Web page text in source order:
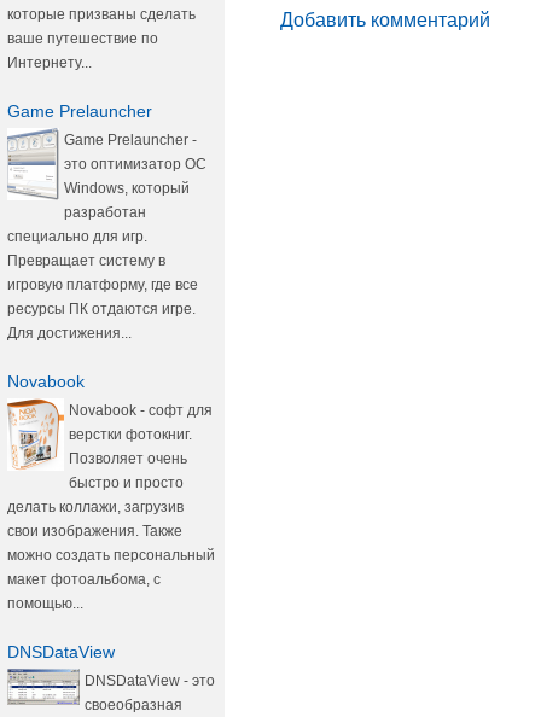
которые призваны сделать
ваше путешествие по
Интернету...
Game Prelauncher
Game Prelauncher -
это оптимизатор ОС
Windows, который
разработан
специально для игр.
Превращает систему в
игровую платформу, где все
ресурсы ПК отдаются игре.
Для достижения...
Novabook
Novabook - софт для
верстки фотокниг.
Позволяет очень
быстро и просто
делать коллажи, загрузив
свои изображения. Также
можно создать персональный
макет фотоальбома, с
помощью...
DNSDataView
DNSDataView - это
своеобразная
Добавить комментарий